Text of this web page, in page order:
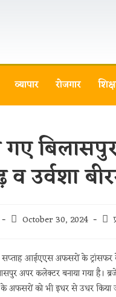
व्यापार रोजगार
व उर्वशा
October 30, 2024
आईएएस अफसरों के ट्रांसफर
अपर कलेक्टर बनाया गया है।
के अफसरों को भी इधर से उधर